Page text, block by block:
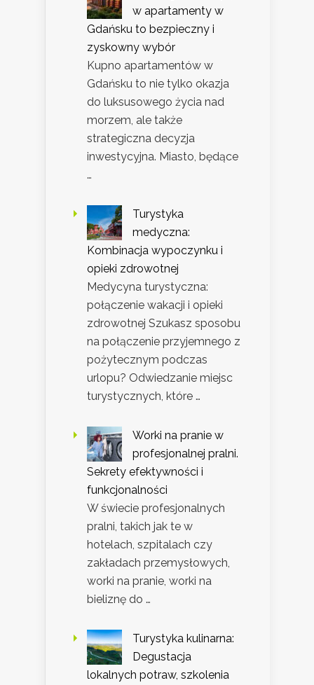
w apartamenty w
Gdańsku to bezpieczny i
zyskowny wybór
Kupno apartamentów w
Gdańsku to nie tylko okazja
do luksusowego życia nad
morzem, ale także
strategiczna decyzja
inwestycyjna. Miasto, będące
…
Turystyka
medyczna:
Kombinacja wypoczynku i
opieki zdrowotnej
Medycyna turystyczna:
połączenie wakacji i opieki
zdrowotnej Szukasz sposobu
na połączenie przyjemnego z
pożytecznym podczas
urlopu? Odwiedzanie miejsc
turystycznych, które …
Worki na pranie w
profesjonalnej pralni.
Sekrety efektywności i
funkcjonalności
W świecie profesjonalnych
pralni, takich jak te w
hotelach, szpitalach czy
zakładach przemysłowych,
worki na pranie, worki na
bieliznę do …
Turystyka kulinarna:
Degustacja
lokalnych potraw, szkolenia